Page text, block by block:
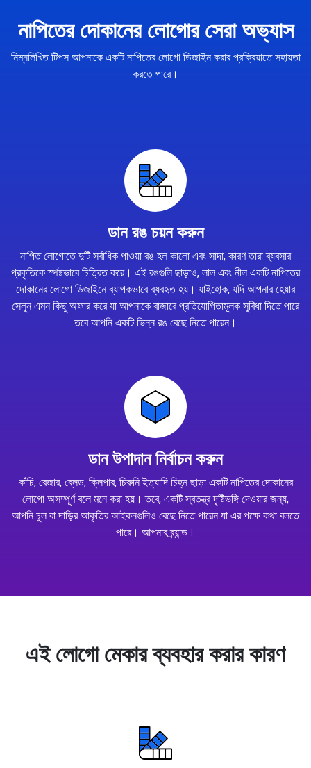
নাপিতের দোকানের লোগোর সেরা অভ্যাস
নিম্নলিখিত টিপস আপনাকে একটি নাপিতের লোগো ডিজাইন করার প্রক্রিয়াতে সহায়তা
করতে পারে।
ডান রঙ চয়ন করুন
নাপিত লোগোতে দুটি সর্বাধিক পাওয়া রঙ হল কালো এবং সাদা, কারণ তারা ব্যবসার
প্রকৃতিকে স্পষ্টভাবে চিত্রিত করে। এই রঙগুলি ছাড়াও, লাল এবং নীল একটি নাপিতের
দোকানের লোগো ডিজাইনে ব্যাপকভাবে ব্যবহৃত হয়। যাইহোক, যদি আপনার হেয়ার
সেলুন এমন কিছু অফার করে যা আপনাকে বাজারে প্রতিযোগিতামূলক সুবিধা দিতে পারে
তবে আপনি একটি ভিন্ন রঙ বেছে নিতে পারেন।
ডান উপাদান নির্বাচন করুন
কাঁচি, রেজার, ব্লেড, ক্লিপার, চিরুনি ইত্যাদি চিহ্ন ছাড়া একটি নাপিতের দোকানের
লোগো অসম্পূর্ণ বলে মনে করা হয়। তবে, একটি স্বতন্ত্র দৃষ্টিভঙ্গি দেওয়ার জন্য,
আপনি চুল বা দাড়ির আকৃতির আইকনগুলিও বেছে নিতে পারেন যা এর পক্ষে কথা বলতে
পারে। আপনার ব্র্যান্ড।
এই লোগো মেকার ব্যবহার করার কারণ